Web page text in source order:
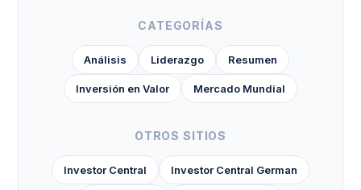
CATEGORÍAS
Análisis Liderazgo Resumen
Inversión en Valor Mercado Mundial
OTROS SITIOS
Investor Central Investor Central German